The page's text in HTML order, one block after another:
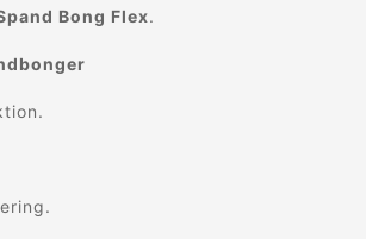
Bong Flex.